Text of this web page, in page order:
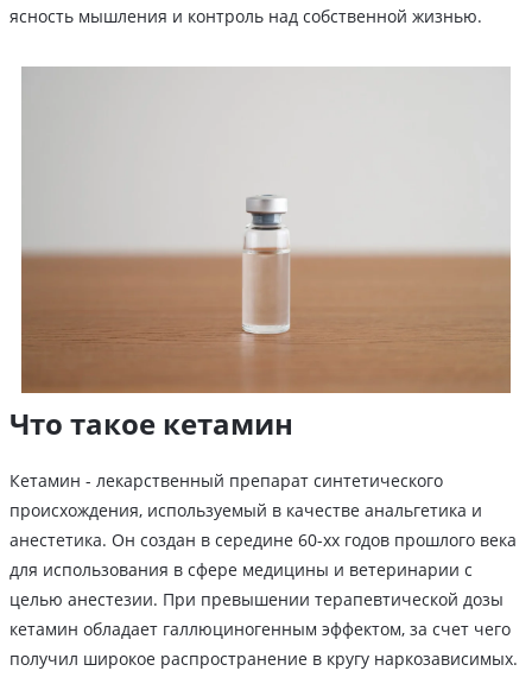
ясность мышления и контроль над собственной жизнью.
Что такое кетамин
Кетамин - лекарственный препарат синтетического
происхождения, используемый в качестве анальгетика и
анестетика. Он создан в середине 60-хх годов прошлого века
для использования в сфере медицины и ветеринарии с
целью анестезии. При превышении терапевтической дозы
кетамин обладает галлюциногенным эффектом, за счет чего
получил широкое распространение в кругу наркозависимых.